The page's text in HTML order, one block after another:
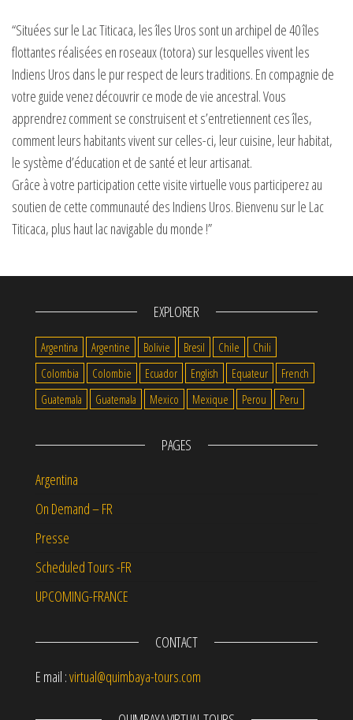
“Situées sur le Lac Titicaca, les îles Uros sont un archipel de 40 îles
flottantes réalisées en roseaux (totora) sur lesquelles vivent les
Indiens Uros dans le pur respect de leurs traditions. En compagnie de
votre guide venez découvrir ce mode de vie ancestral. Vous
apprendrez comment se construisent et s’entretiennent ces îles,
comment leurs habitants vivent sur celles-ci, leur cuisine, leur habitat,
le système d’éducation et de santé et leur artisanat.
Grâce à votre participation cette visite virtuelle vous participerez au
soutien de cette communauté des Indiens Uros. Bienvenu sur le Lac
Titicaca, plus haut lac navigable du monde !”
EXPLORER
Argentina Argentine Bolivie Bresil Chile
Chili
Colombia
Colombie Ecuador English Equateur
French
Guatemala
Guatemala Mexico Mexique Perou Peru
PAGES
Argentina
On Demand – FR
Presse
Scheduled Tours -FR
UPCOMING-FRANCE
CONTACT
E mail :virtual@quimbaya-tours.com